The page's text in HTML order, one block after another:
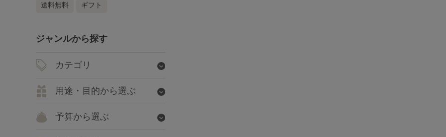
送料無料 ギフト
ジャンルから探す
カテゴリ
用途・目的から選ぶ
予算から選ぶ